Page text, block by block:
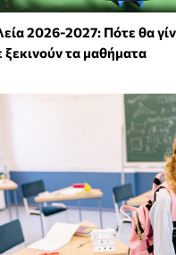
2026-2027: Πότε θα
ξεκινούν τα μαθήματα